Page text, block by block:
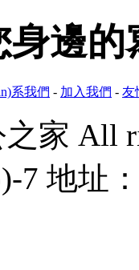
您身邊
系我們 - 加入我們 - 友
家 All
7 地址